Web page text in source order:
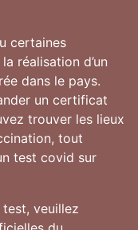
certaines
réalisation d’un
dans le pays.
un certificat
trouver les lieux
tout
test covid sur
veuillez